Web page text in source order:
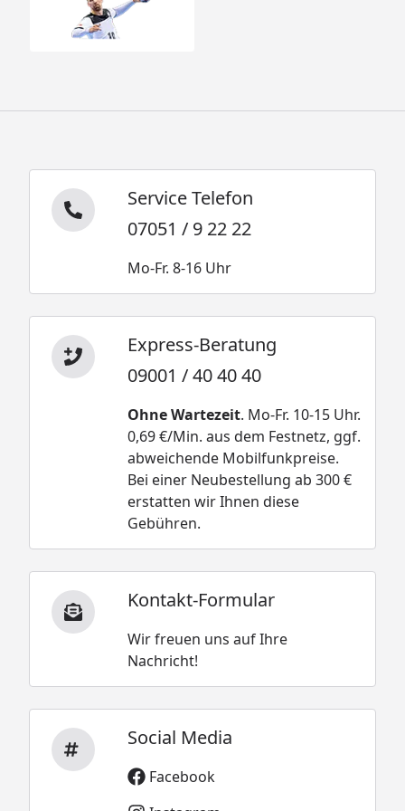
Service Telefon
07051 / 9 22 22
Mo-Fr. 8-16 Uhr
Express-Beratung
09001 / 40 40 40
Ohne Wartezeit. Mo-Fr. 10-15 Uhr.
0,69 €/Min. aus dem Festnetz, ggf.
abweichende Mobilfunkpreise.
Bei einer Neubestellung ab 300 €
erstatten wir Ihnen diese
Gebühren.
Kontakt-Formular
Wir freuen uns auf Ihre
Nachricht!
Social Media
Facebook